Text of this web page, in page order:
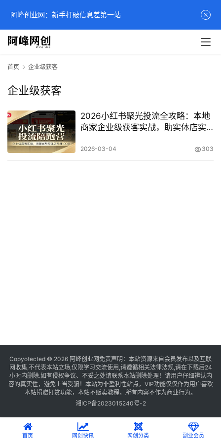
首页 企业级获客
企业级获客
2026小红书聚光投流全攻略：本地
商家企业级获客实战，助实体店实
2026-03-04 303
Copyotected © 2026 阿峰创业网 免责声明：本站资源来自会员发布以及互联
网收集,不代表本站立场,仅限学习交流使用,请遵循相关法律法规,请在下载后24
小时内删除.如有侵权争议、不妥之处请联系本站删除处理！请用户仔细辨认内
容的真实性，避免上当受骗！本站为非盈利性站点，VIP功能仅仅作为用户喜欢
本站捐赠打赏功能，本站不贩卖教程，所有内容不作为商业行为。
湘ICP备2023015240号-2
首页 网创快讯 网创分类 副业会员
阿峰创业网：新手打破信息差第一站